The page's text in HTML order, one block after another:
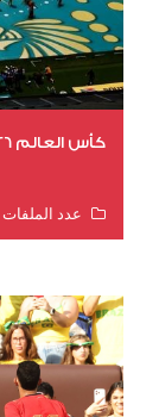
كأس العالم 2026
عدد الملفات 26